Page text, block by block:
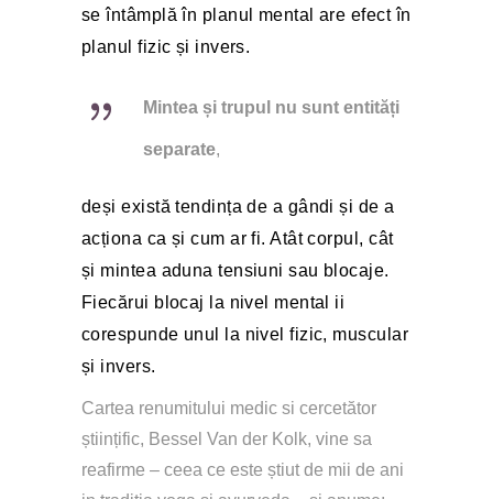
se întâmplă în planul mental are efect în
planul fizic și invers.
Mintea și trupul nu sunt entități
separate,
deși există tendința de a gândi și de a
acționa ca și cum ar fi. Atât corpul, cât
și mintea aduna tensiuni sau blocaje.
Fiecărui blocaj la nivel mental ii
corespunde unul la nivel fizic, muscular
și invers.
Cartea renumitului medic si cercetător
științific, Bessel Van der Kolk, vine sa
reafirme – ceea ce este știut de mii de ani